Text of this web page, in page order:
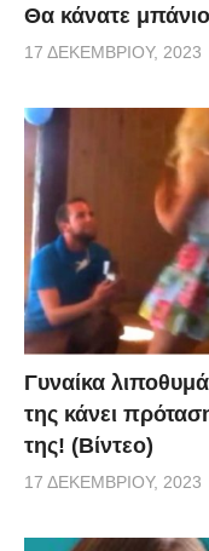
Θα κάνατε
17 ΔΕΚΕΜΒΡΊΟΥ, 2023
Γυναίκα
της κάνει
της! (Βίντεο)
17 ΔΕΚΕΜΒΡΊΟΥ, 2023